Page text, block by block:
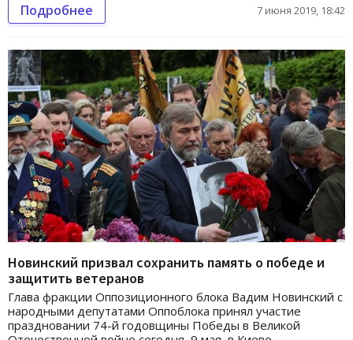
Подробнее 7 июня 2019, 18:42
Новинский призвал сохранить память о победе и
защитить ветеранов
Глава фракции Оппозиционного блока Вадим Новинский с
народными депутатами Оппоблока принял участие
праздновании 74-й годовщины Победы в Великой